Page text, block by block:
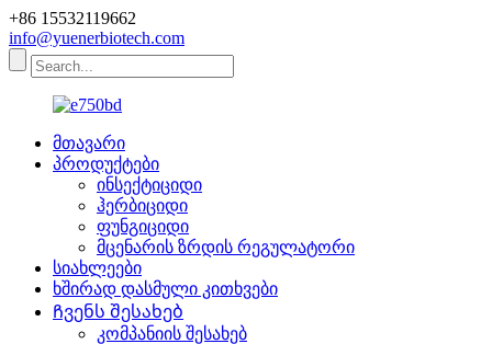
+86 15532119662
info@yuenerbiotech.com
მთავარი
პროდუქტები
ინსექტიციდი
ჰერბიციდი
ფუნგიციდი
მცენარის ზრდის რეგულატორი
სიახლეები
ხშირად დასმული კითხვები
Ჩვენს შესახებ
კომპანიის შესახებ